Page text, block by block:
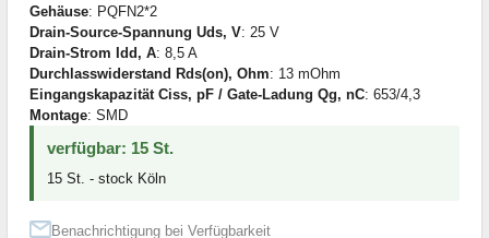
Gehäuse: PQFN2*2
Drain-Source-Spannung Uds, V: 25 V
Drain-Strom Idd, A: 8,5 A
Durchlasswiderstand Rds(on), Ohm: 13 mOhm
Eingangskapazität Ciss, pF / Gate-Ladung Qg, nC: 653/4,3
Montage: SMD
verfügbar: 15 St.
15 St. - stock Köln
Benachrichtigung bei Verfügbarkeit